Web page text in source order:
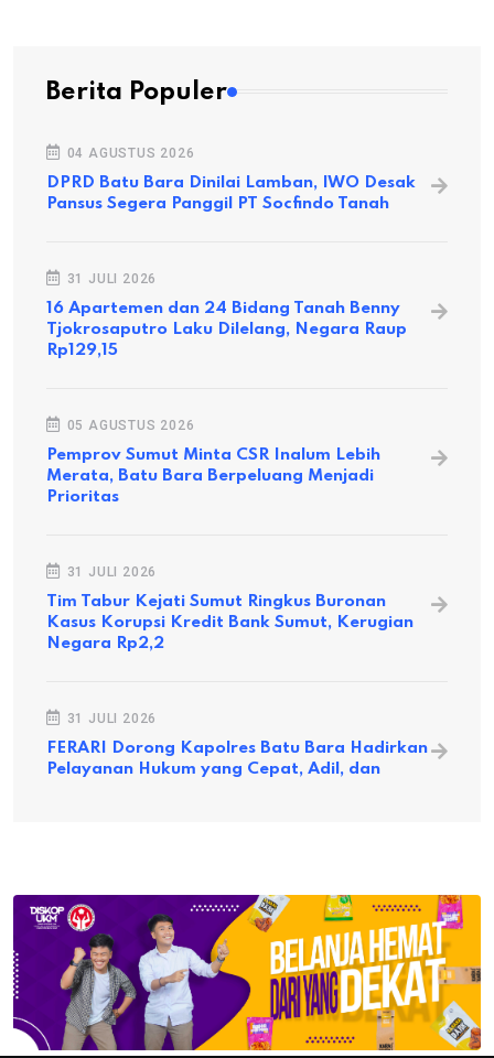
Berita Populer
04 AGUSTUS 2026
DPRD Batu Bara Dinilai Lamban, IWO Desak
Pansus Segera Panggil PT Socfindo Tanah
31 JULI 2026
16 Apartemen dan 24 Bidang Tanah Benny
Tjokrosaputro Laku Dilelang, Negara Raup
Rp129,15
05 AGUSTUS 2026
Pemprov Sumut Minta CSR Inalum Lebih
Merata, Batu Bara Berpeluang Menjadi
Prioritas
31 JULI 2026
Tim Tabur Kejati Sumut Ringkus Buronan
Kasus Korupsi Kredit Bank Sumut, Kerugian
Negara Rp2,2
31 JULI 2026
FERARI Dorong Kapolres Batu Bara Hadirkan
Pelayanan Hukum yang Cepat, Adil, dan